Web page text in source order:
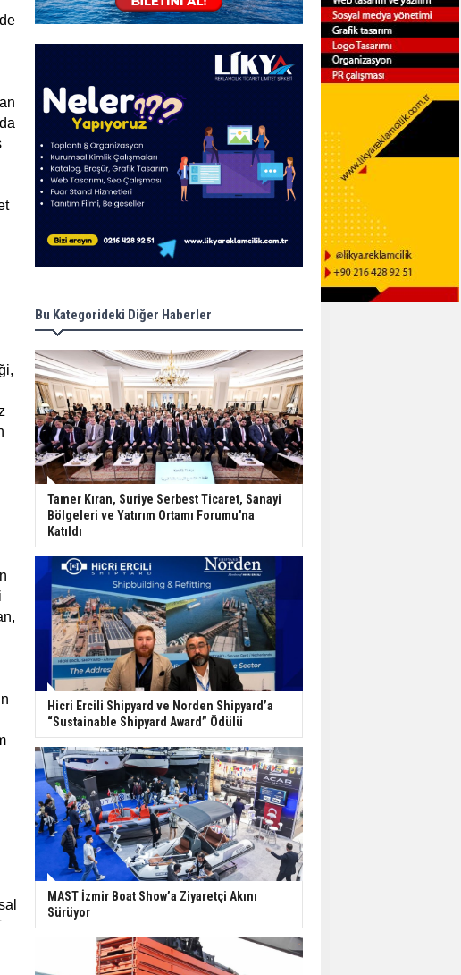
Bu Kategorideki Diğer Haberler
Tamer Kıran, Suriye Serbest Ticaret, Sanayi
Bölgeleri ve Yatırım Ortamı Forumu'na
Katıldı
Hicri Ercili Shipyard ve Norden Shipyard’a
“Sustainable Shipyard Award” Ödülü
MAST İzmir Boat Show’a Ziyaretçi Akını
Sürüyor